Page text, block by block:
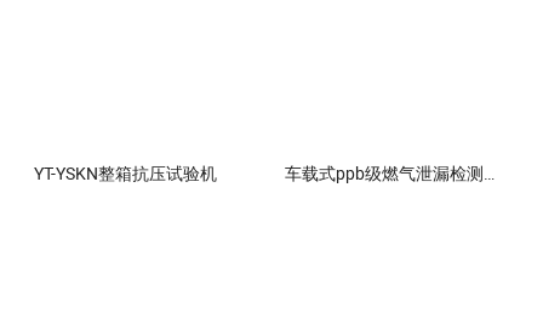
YT-YSKN整箱抗压试验机 车载式ppb级燃气泄漏检测系统